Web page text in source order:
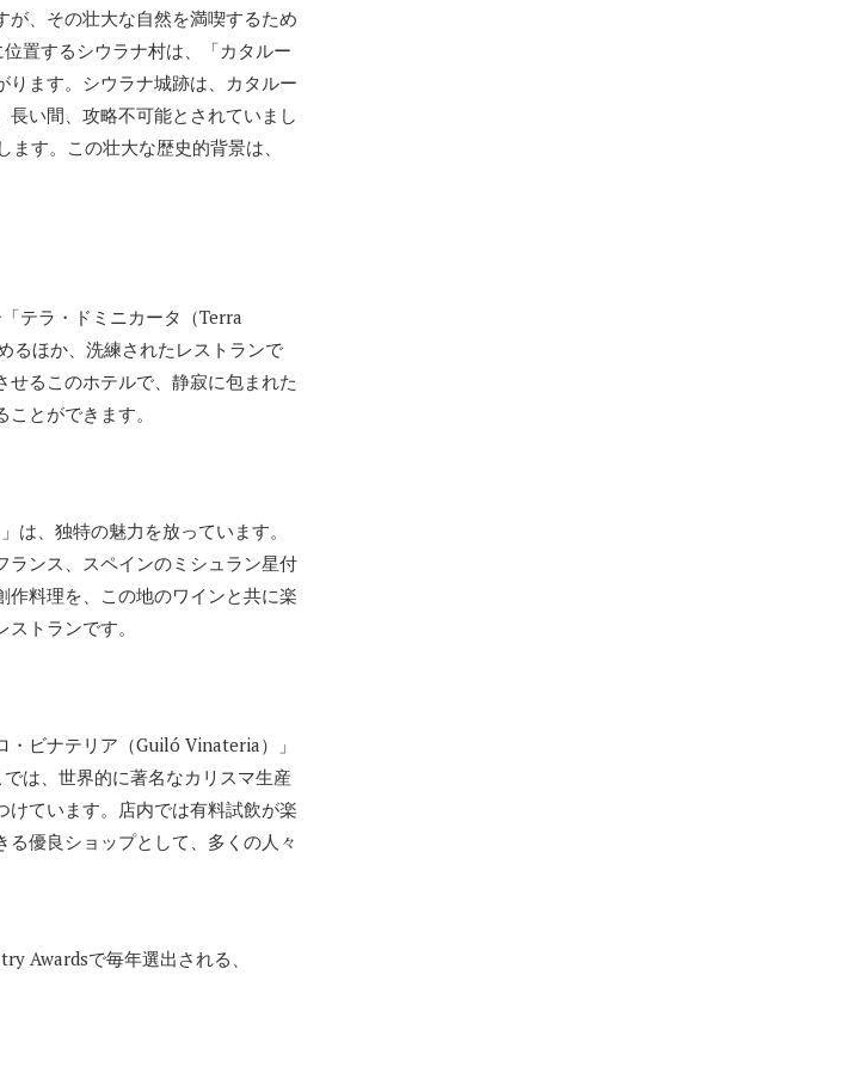
、その壮大な自然を満喫するため
置するシウラナ村は、「カタルー
ます。シウラナ城跡は、カタルー
い間、攻略不可能とされていまし
す。この壮大な歴史的背景は、
テラ・ドミニカータ（Terra
るほか、洗練されたレストランで
るこのホテルで、静寂に包まれた
とができます。
、独特の魅力を放っています。
ンス、スペインのミシュラン星付
料理を、この地のワインと共に楽
トランです。
ビナテリア（Guiló Vinateria）」
は、世界的に著名なカリスマ生産
ています。店内では有料試飲が楽
優良ショップとして、多くの人々
Awardsで毎年選出される、